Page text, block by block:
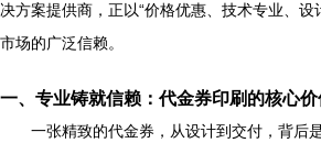
决方案提供商，正以“价格优惠、技术专业、设
市场的广泛信赖。
一、专业铸就信赖：代金券印刷的核心价
一张精致的代金券，从设计到交付，背后